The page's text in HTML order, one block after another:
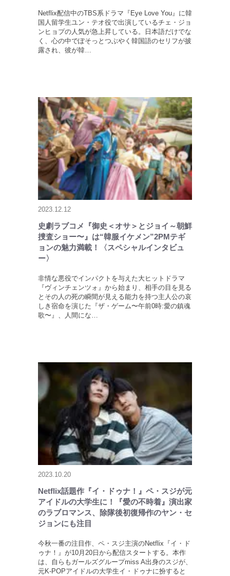
Netflix配信中のTBS系ドラマ『Eye Love You』に韓
国人留学生ユン・テオ役で出演しているチェ・ジョ
ンヒョプの人気が急上昇している。日本語だけでな
く、心の中でぽそっとつぶやく韓国語のセリフが披
露され、彼が韓…
2023.12.12
史劇ラブコメ『御史＜オサ＞とジョイ～朝鮮
捜査ショー〜』は“韓服イケメン”2PMテギ
ョンの魅力満載！〈スペシャルインタビュ
ー〉
非情な悪役でインパクトを与えた大ヒットドラマ
『ヴィンチェンツォ』から始まり、相手の目を見る
とその人の死の瞬間が見える能力を持つ主人公の哀
しき宿命を演じた『ザ・ゲーム〜午前0時:愛の鎮魂
歌〜』、人間にな…
2023.10.20
Netflix話題作『イ・ドゥナ！』ペ・スジが元
アイドルの大学生に！『愛の不時着』演出家
のラブロマンス、除隊後初復帰作のヤン・セ
ジョンにも注目
今秋一番の注目作、ペ・スジ主演のNetflix『イ・ド
ゥナ！』が10月20日から配信スタートする。本作
は、自らもガールズグループmiss A出身のスジが、
元K-POPアイドルの大学生イ・ドゥナに扮すると